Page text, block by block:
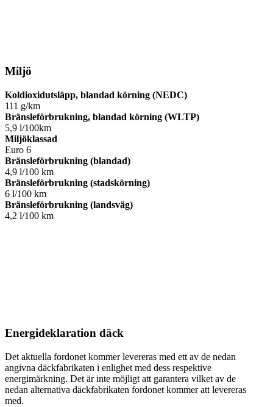
Miljö
Koldioxidutsläpp, blandad körning (NEDC)
111 g/km
Bränsleförbrukning, blandad körning (WLTP)
5,9 l/100km
Miljöklassad
Euro 6
Bränsleförbrukning (blandad)
4,9 l/100 km
Bränsleförbrukning (stadskörning)
6 l/100 km
Bränsleförbrukning (landsväg)
4,2 l/100 km
Energideklaration däck
Det aktuella fordonet kommer levereras med ett av de nedan
angivna däckfabrikaten i enlighet med dess respektive
energimärkning. Det är inte möjligt att garantera vilket av de
nedan alternativa däckfabrikaten fordonet kommer att levereras
med.